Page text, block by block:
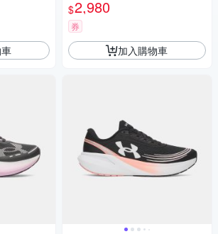
$2,980
券
加入購物車